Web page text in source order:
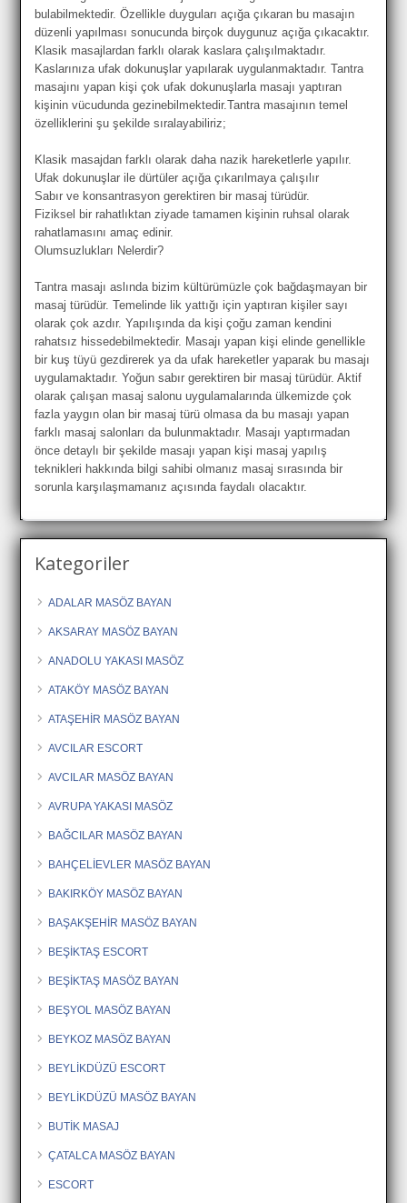
bulabilmektedir. Özellikle duyguları açığa çıkaran bu masajın
düzenli yapılması sonucunda birçok duygunuz açığa çıkacaktır.
Klasik masajlardan farklı olarak kaslara çalışılmaktadır.
Kaslarınıza ufak dokunuşlar yapılarak uygulanmaktadır. Tantra
masajını yapan kişi çok ufak dokunuşlarla masajı yaptıran
kişinin vücudunda gezinebilmektedir.Tantra masajının temel
özelliklerini şu şekilde sıralayabiliriz;
Klasik masajdan farklı olarak daha nazik hareketlerle yapılır.
Ufak dokunuşlar ile dürtüler açığa çıkarılmaya çalışılır
Sabır ve konsantrasyon gerektiren bir masaj türüdür.
Fiziksel bir rahatlıktan ziyade tamamen kişinin ruhsal olarak
rahatlamasını amaç edinir.
Olumsuzlukları Nelerdir?
Tantra masajı aslında bizim kültürümüzle çok bağdaşmayan bir
masaj türüdür. Temelinde lik yattığı için yaptıran kişiler sayı
olarak çok azdır. Yapılışında da kişi çoğu zaman kendini
rahatsız hissedebilmektedir. Masajı yapan kişi elinde genellikle
bir kuş tüyü gezdirerek ya da ufak hareketler yaparak bu masajı
uygulamaktadır. Yoğun sabır gerektiren bir masaj türüdür. Aktif
olarak çalışan masaj salonu uygulamalarında ülkemizde çok
fazla yaygın olan bir masaj türü olmasa da bu masajı yapan
farklı masaj salonları da bulunmaktadır. Masajı yaptırmadan
önce detaylı bir şekilde masajı yapan kişi masaj yapılış
teknikleri hakkında bilgi sahibi olmanız masaj sırasında bir
sorunla karşılaşmamanız açısında faydalı olacaktır.
Kategoriler
ADALAR MASÖZ BAYAN
AKSARAY MASÖZ BAYAN
ANADOLU YAKASI MASÖZ
ATAKÖY MASÖZ BAYAN
ATAŞEHİR MASÖZ BAYAN
AVCILAR ESCORT
AVCILAR MASÖZ BAYAN
AVRUPA YAKASI MASÖZ
BAĞCILAR MASÖZ BAYAN
BAHÇELİEVLER MASÖZ BAYAN
BAKIRKÖY MASÖZ BAYAN
BAŞAKŞEHİR MASÖZ BAYAN
BEŞİKTAŞ ESCORT
BEŞİKTAŞ MASÖZ BAYAN
BEŞYOL MASÖZ BAYAN
BEYKOZ MASÖZ BAYAN
BEYLİKDÜZÜ ESCORT
BEYLİKDÜZÜ MASÖZ BAYAN
BUTİK MASAJ
ÇATALCA MASÖZ BAYAN
ESCORT